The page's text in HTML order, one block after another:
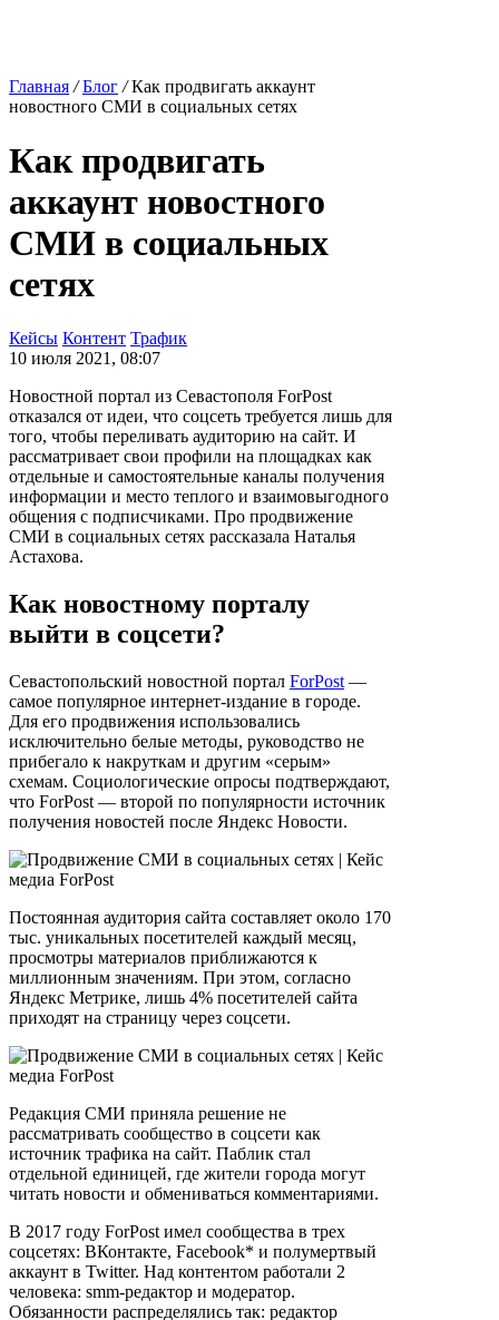
Главная / Блог / Как продвигать аккаунт
новостного СМИ в социальных сетях
Как продвигать
аккаунт новостного
СМИ в социальных
сетях
Кейсы Контент Трафик
10 июля 2021, 08:07
Новостной портал из Севастополя ForPost
отказался от идеи, что соцсеть требуется лишь для
того, чтобы переливать аудиторию на сайт. И
рассматривает свои профили на площадках как
отдельные и самостоятельные каналы получения
информации и место теплого и взаимовыгодного
общения с подписчиками. Про продвижение
СМИ в социальных сетях рассказала Наталья
Астахова.
Как новостному порталу
выйти в соцсети?
Севастопольский новостной портал ForPost —
самое популярное интернет-издание в городе.
Для его продвижения использовались
исключительно белые методы, руководство не
прибегало к накруткам и другим «серым»
схемам. Социологические опросы подтверждают,
что ForPost — второй по популярности источник
получения новостей после Яндекс Новости.
Постоянная аудитория сайта составляет около 170
тыс. уникальных посетителей каждый месяц,
просмотры материалов приближаются к
миллионным значениям. При этом, согласно
Яндекс Метрике, лишь 4% посетителей сайта
приходят на страницу через соцсети.
Редакция СМИ приняла решение не
рассматривать сообщество в соцсети как
источник трафика на сайт. Паблик стал
отдельной единицей, где жители города могут
читать новости и обмениваться комментариями.
В 2017 году ForPost имел сообщества в трех
соцсетях: ВКонтакте, Facebook* и полумертвый
аккаунт в Twitter. Над контентом работали 2
человека: smm-редактор и модератор.
Обязанности распределялись так: редактор